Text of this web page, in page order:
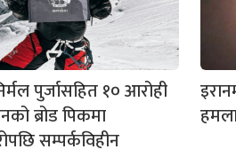
पुर्जासहित १० आरोही
ब्रोड पिकमा
सम्पर्कविहीन